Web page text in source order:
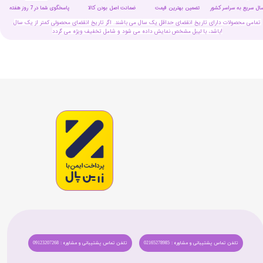
تمامی محصولات دارای تاریخ انقضای حداقل یک سال می باشند. اگر تاریخ انقضای محصولی کمتر از یک سال
باشد، با لیبل مشخص نمایش داده می شود و شامل تخفیف ویژه می گردد!
ضمانت اصل بودن کالا تضمین بهترین قیمت پاسخگوی شما در 7 روز هفته سریع به سراسر کشور
تلفن تماس پشتیبانی و مشاوره : 09123207268 تلفن تماس پشتیبانی و مشاوره : 02165278985